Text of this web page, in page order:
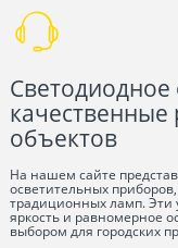
объектов
На нашем сайте
осветительных
традиционных ламп. Эти
яркость и равномерное
выбором для городских